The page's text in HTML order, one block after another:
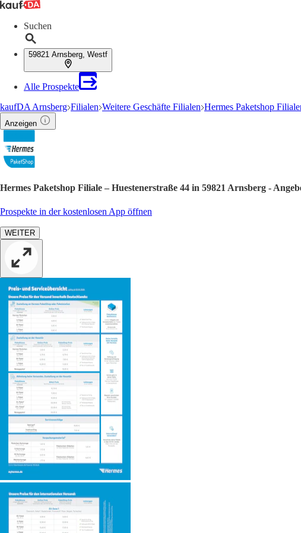
Suchen
59821 Arnsberg, Westf
Alle Prospekte
kaufDA Arnsberg Filialen Weitere Geschäfte Filialen Hermes Paketshop
Anzeigen
Hermes Paketshop Filiale – Huestenerstraße 44 in 59821 Arnsberg -
Prospekte in der kostenlosen App öffnen
WEITER